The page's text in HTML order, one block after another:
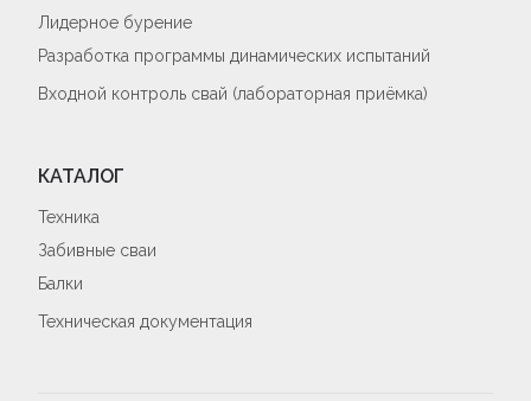
Лидерное бурение
Разработка программы динамических испытаний
Входной контроль свай (лабораторная приёмка)
КАТАЛОГ
Техника
Забивные сваи
Балки
Техническая документация